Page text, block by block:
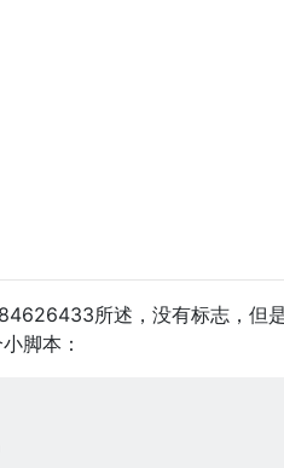
所述，没有标志，但
脚本：